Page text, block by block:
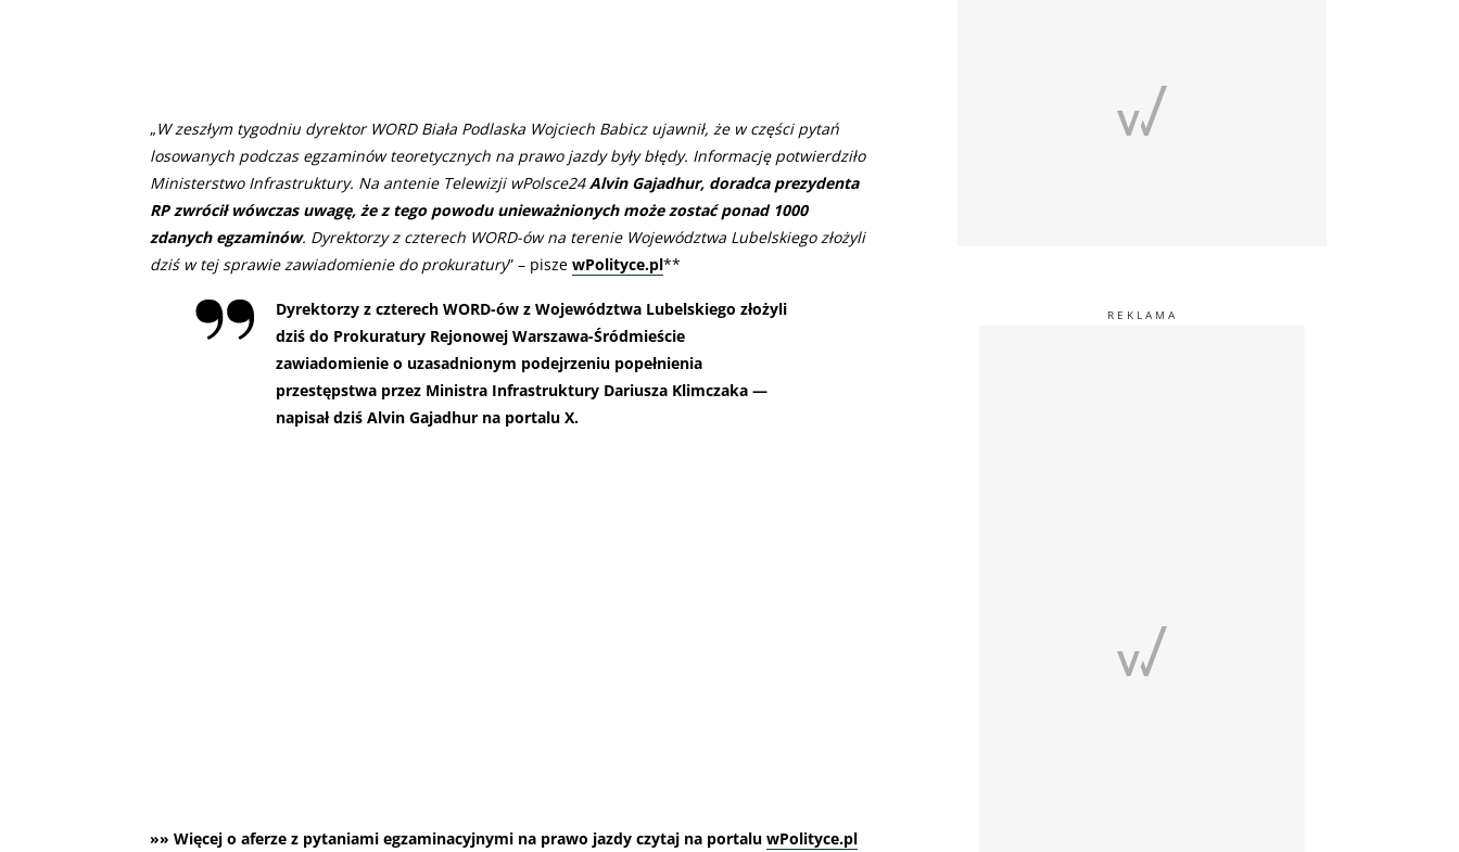
„W zeszłym tygodniu dyrektor WORD Biała Podlaska Wojciech Babicz ujawnił, że w części pytań
losowanych podczas egzaminów teoretycznych na prawo jazdy były błędy. Informację potwierdziło
Ministerstwo Infrastruktury. Na antenie Telewizji wPolsce24Alvin Gajadhur, doradca prezydenta
RP zwrócił wówczas uwagę, że z tego powodu unieważnionych może zostać ponad 1000
zdanych egzaminów. Dyrektorzy z czterech WORD-ów na terenie Województwa Lubelskiego złożyli
dziś w tej sprawie zawiadomienie do prokuratury” – pisze wPolityce.pl**
Dyrektorzy z czterech WORD-ów z Województwa Lubelskiego złożyli
dziś do Prokuratury Rejonowej Warszawa-Śródmieście
zawiadomienie o uzasadnionym podejrzeniu popełnienia
przestępstwa przez Ministra Infrastruktury Dariusza Klimczaka —
napisał dziś Alvin Gajadhur na portalu X.
»» Więcej o aferze z pytaniami egzaminacyjnymi na prawo jazdy czytaj na portalu wPolityce.pl